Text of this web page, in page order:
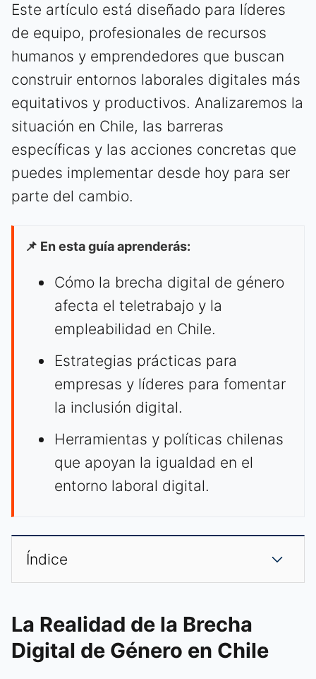
Este artículo está diseñado para líderes
de equipo, profesionales de recursos
humanos y emprendedores que buscan
construir entornos laborales digitales más
equitativos y productivos. Analizaremos la
situación en Chile, las barreras
específicas y las acciones concretas que
puedes implementar desde hoy para ser
parte del cambio.
📌 En esta guía aprenderás:
Cómo la brecha digital de género
afecta el teletrabajo y la
empleabilidad en Chile.
Estrategias prácticas para
empresas y líderes para fomentar
la inclusión digital.
Herramientas y políticas chilenas
que apoyan la igualdad en el
entorno laboral digital.
Índice
La Realidad de la Brecha
Digital de Género en Chile